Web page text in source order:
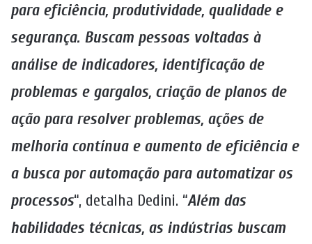
para eficiência, produtividade, qualidade e
segurança. Buscam pessoas voltadas à
análise de indicadores, identificação de
problemas e gargalos, criação de planos de
ação para resolver problemas, ações de
melhoria contínua e aumento de eficiência e
a busca por automação para automatizar os
processos“, detalha Dedini. “Além das
habilidades técnicas, as indústrias buscam